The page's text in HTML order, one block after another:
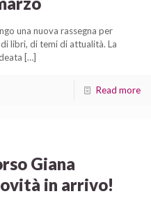
una nuova rassegna per
libri, di temi di attualità. La
[…]
Read more
Giana
in arrivo!